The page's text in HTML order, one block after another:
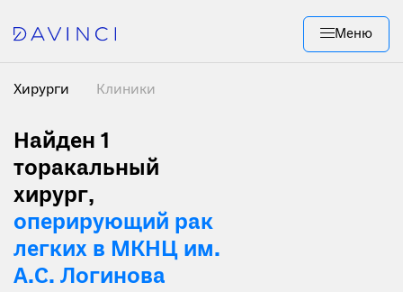
Меню
Хирурги Клиники
Найден 1
торакальный
хирург,
оперирующий рак
легких в МКНЦ им.
А.С. Логинова